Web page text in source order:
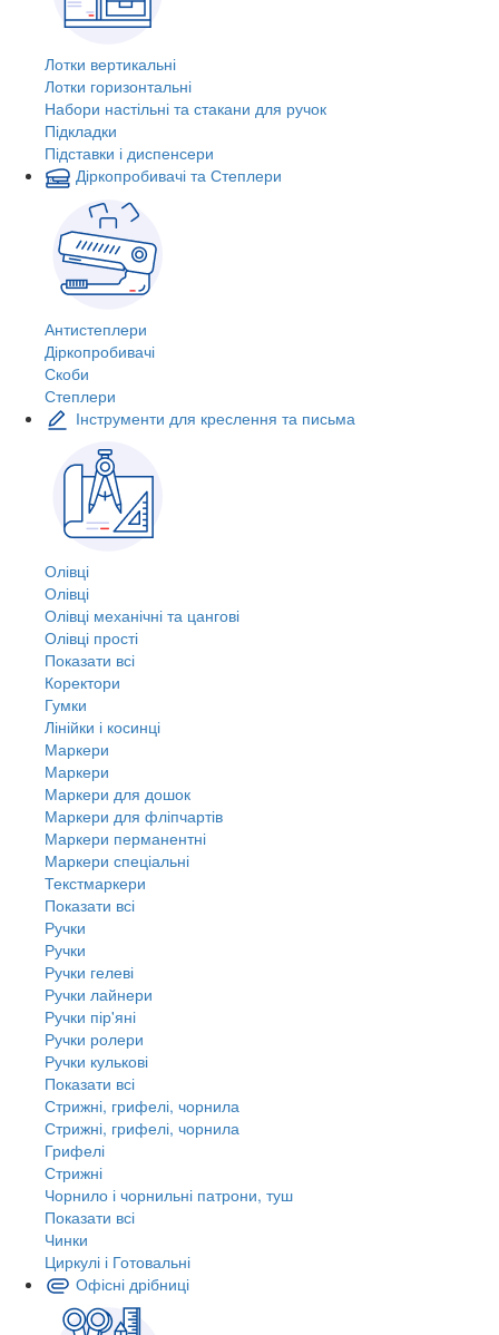
Лотки вертикальні
Лотки горизонтальні
Набори настільні та стакани для ручок
Підкладки
Підставки і диспенсери
Діркопробивачі та Степлери
Антистеплери
Діркопробивачі
Скоби
Степлери
Інструменти для креслення та письма
Олівці
Олівці
Олівці механічні та цангові
Олівці прості
Показати всі
Коректори
Гумки
Лінійки і косинці
Маркери
Маркери
Маркери для дошок
Маркери для фліпчартів
Маркери перманентні
Маркери спеціальні
Текстмаркери
Показати всі
Ручки
Ручки
Ручки гелеві
Ручки лайнери
Ручки пір'яні
Ручки ролери
Ручки кулькові
Показати всі
Стрижні, грифелі, чорнила
Стрижні, грифелі, чорнила
Грифелі
Стрижні
Чорнило і чорнильні патрони, туш
Показати всі
Чинки
Циркулі і Готовальні
Офісні дрібниці